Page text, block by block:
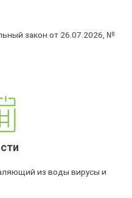
закон от 26.07.2026, №
из воды вирусы и